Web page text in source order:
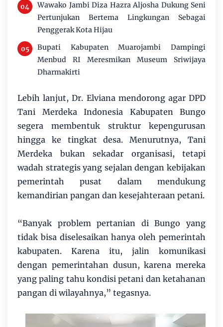
Wawako Jambi Diza Hazra Aljosha Dukung Seni
Pertunjukan Bertema Lingkungan Sebagai
Penggerak Kota Hijau
Bupati Kabupaten Muarojambi Dampingi
Menbud RI Meresmikan Museum Sriwijaya
Dharmakirti
Lebih lanjut, Dr. Elviana mendorong agar DPD
Tani Merdeka Indonesia Kabupaten Bungo
segera membentuk struktur kepengurusan
hingga ke tingkat desa. Menurutnya, Tani
Merdeka bukan sekadar organisasi, tetapi
wadah strategis yang sejalan dengan kebijakan
pemerintah pusat dalam mendukung
kemandirian pangan dan kesejahteraan petani.
“Banyak problem pertanian di Bungo yang
tidak bisa diselesaikan hanya oleh pemerintah
kabupaten. Karena itu, jalin komunikasi
dengan pemerintahan dusun, karena mereka
yang paling tahu kondisi petani dan ketahanan
pangan di wilayahnya,” tegasnya.